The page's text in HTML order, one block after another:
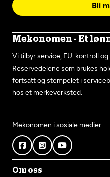
Bli
Mekonomen - Et
Vi tilbyr service, EU-kontroll
Reservedelene som brukes
fortsatt og stempelet i
hos et merkeverksted.
Mekonomen i sosiale medier:
Om oss